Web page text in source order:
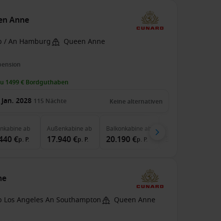
Anne
/ An Hamburg Queen Anne
1499 € Bordguthaben
2028 115 Nächte Keine alternativen
ab
€p. P.
Außenkabine ab
17.940 €p. P.
Balkonkabine ab
20.190 €p. P.
Los Angeles An Southampton Queen Anne